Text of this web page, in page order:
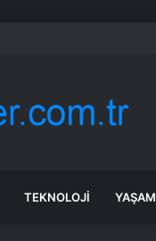
TEKNOLOJI YAŞAM